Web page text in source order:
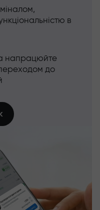
в
та напрацюйте
до